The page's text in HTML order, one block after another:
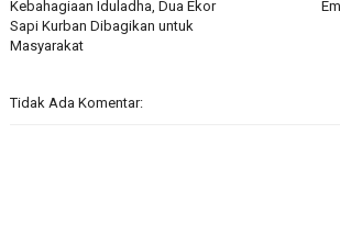
Kebahagiaan Iduladha, Dua Ekor
Sapi Kurban Dibagikan untuk
Masyarakat
Tidak Ada Komentar: